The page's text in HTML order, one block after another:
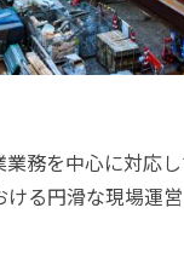
務を中心に対応
る円滑な現場運